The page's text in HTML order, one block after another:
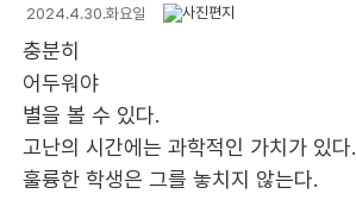
2024.4.30.화요일
충분히
어두워야
별을 볼 수 있다.
고난의 시간에는 과학적인 가치가 있다.
훌륭한 학생은 그를 놓치지 않는다.